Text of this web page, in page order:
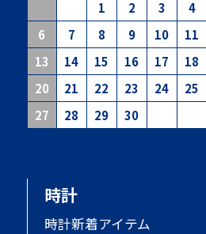
1 2 3 4
6
7 8 9 10 11
13
14 15 16 17 18
20
21 22 23 24 25
27
28 29 30
時計
時計新着アイテム